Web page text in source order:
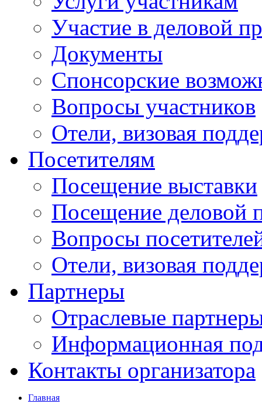
Участие в деловой
Документы
Спонсорские
Вопросы участников
Отели, визовая
Посетителям
Посещение выставки
Посещение деловой
Вопросы
Отели, визовая
Партнеры
Отраслевые
Информационная
Контакты организатора
Главная